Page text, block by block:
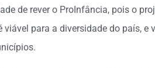
de rever o ProInfância, pois o
para a diversidade do país, e